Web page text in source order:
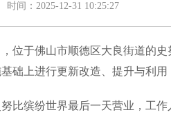
间：2025-12-31 10:25:27
，位于佛山市顺德区大良街道的
础上进行更新改造、提升与利用
努比缤纷世界最后一天营业，工